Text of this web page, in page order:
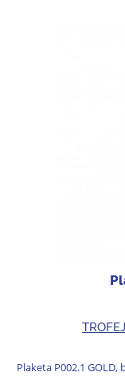
Plaketa P002.1